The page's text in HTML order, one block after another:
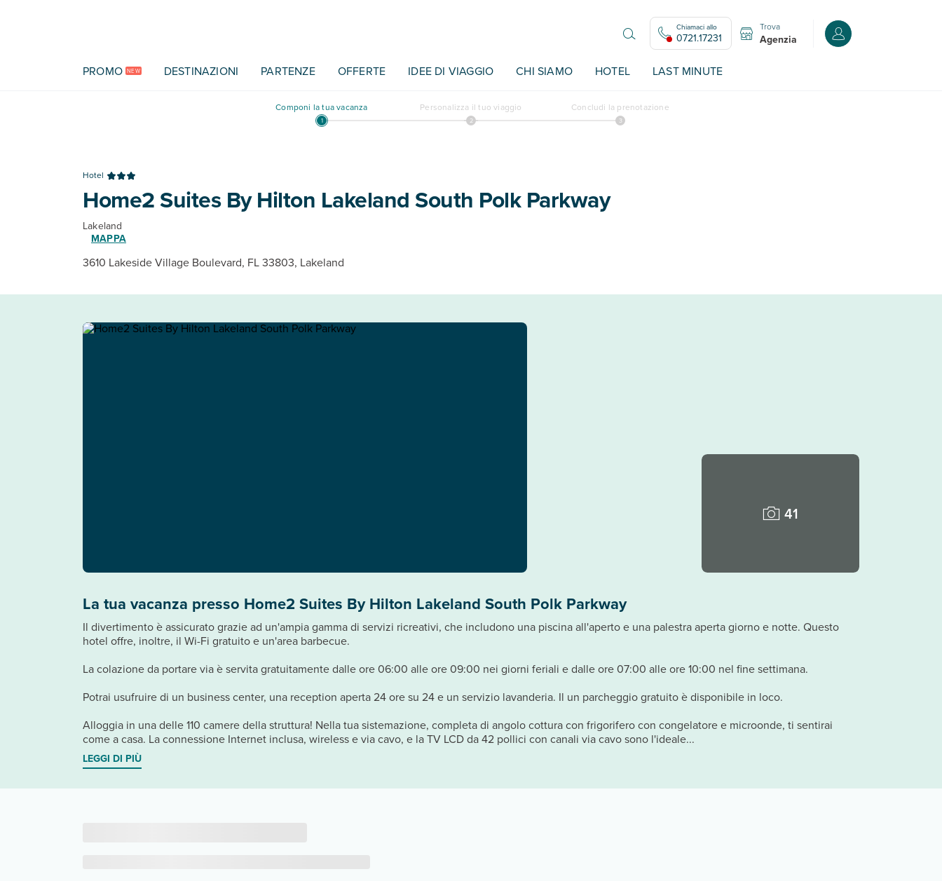
Chiamaci allo
0721.17231
Trova
Agenzia Accedi o registrati
PROMO NEW DESTINAZIONI PARTENZE OFFERTE IDEE DI VIAGGIO CHI SIAMO HOTEL LAST MINUTE
Componi la tua vacanza Personalizza il tuo viaggio Concludi la prenotazione
Hotel
Home2 Suites By Hilton Lakeland South Polk Parkway
Lakeland
MAPPA
3610 Lakeside Village Boulevard, FL 33803, Lakeland
41
La tua vacanza presso Home2 Suites By Hilton Lakeland South Polk Parkway
Il divertimento è assicurato grazie ad un'ampia gamma di servizi ricreativi, che includono una piscina all'aperto e una palestra aperta giorno e notte. Questo
hotel offre, inoltre, il Wi-Fi gratuito e un'area barbecue.
La colazione da portare via è servita gratuitamente dalle ore 06:00 alle ore 09:00 nei giorni feriali e dalle ore 07:00 alle ore 10:00 nel fine settimana.
Potrai usufruire di un business center, una reception aperta 24 ore su 24 e un servizio lavanderia. Il un parcheggio gratuito è disponibile in loco.
Alloggia in una delle 110 camere della struttura! Nella tua sistemazione, completa di angolo cottura con frigorifero con congelatore e microonde, ti sentirai
come a casa. La connessione Internet inclusa, wireless e via cavo, e la TV LCD da 42 pollici con canali via cavo sono l'ideale...
LEGGI DI PIÙ